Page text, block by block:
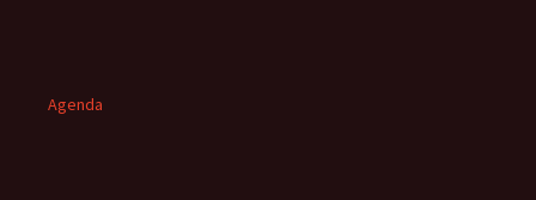
Agenda